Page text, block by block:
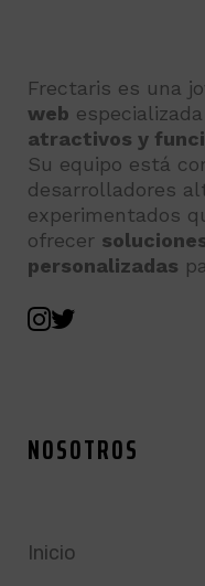
Frectaris es una
web
atractivos y
Su equipo está
desarrolladores
experimentados
ofrecer
personalizadas
NOSOTROS
Inicio